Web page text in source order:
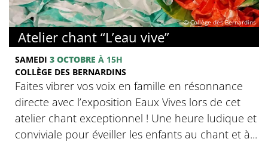
© Collège des Bernardins
Atelier chant “L’eau vive”
SAMEDI 3 OCTOBRE À 15H
COLLÈGE DES BERNARDINS
Faites vibrer vos voix en famille en résonnance
directe avec l’exposition Eaux Vives lors de cet
atelier chant exceptionnel ! Une heure ludique et
conviviale pour éveiller les enfants au chant et à...